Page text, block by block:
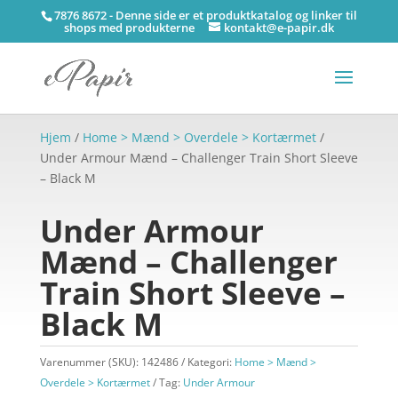
7876 8672 - Denne side er et produktkatalog og linker til
shops med produkterne kontakt@e-papir.dk
Hjem / Home > Mænd > Overdele > Kortærmet/
Under Armour Mænd – Challenger Train Short Sleeve
– Black M
Under Armour
Mænd – Challenger
Train Short Sleeve –
Black M
Varenummer (SKU): 142486 Kategori: Home > Mænd >
Overdele > Kortærmet
Tag: Under Armour